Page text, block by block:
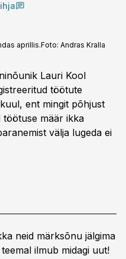
aprillis.Foto: Andras Kralla
Lauri Kool
töötute
ent mingit põhjust
töötuse määr ikka
välja lugeda ei
neid märksõnu jälgima
ilmub midagi uut!